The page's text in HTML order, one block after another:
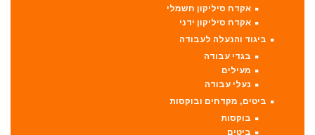
אקדח סיליקון חשמלי
אקדח סיליקון ידני
ביגוד והנעלה לעבודה
בגדי עבודה
מעילים
נעלי עבודה
ביטים, מקדחים ובוקסות
בוקסות
ביטים